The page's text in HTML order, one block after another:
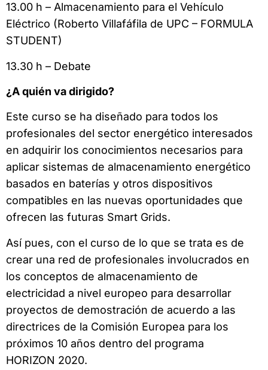
13.00 h – Almacenamiento para el Vehículo
Eléctrico (Roberto Villafáfila de UPC – FORMULA
STUDENT)
13.30 h – Debate
¿A quién va dirigido?
Este curso se ha diseñado para todos los
profesionales del sector energético interesados
en adquirir los conocimientos necesarios para
aplicar sistemas de almacenamiento energético
basados en baterías y otros dispositivos
compatibles en las nuevas oportunidades que
ofrecen las futuras Smart Grids.
Así pues, con el curso de lo que se trata es de
crear una red de profesionales involucrados en
los conceptos de almacenamiento de
electricidad a nivel europeo para desarrollar
proyectos de demostración de acuerdo a las
directrices de la Comisión Europea para los
próximos 10 años dentro del programa
HORIZON 2020.